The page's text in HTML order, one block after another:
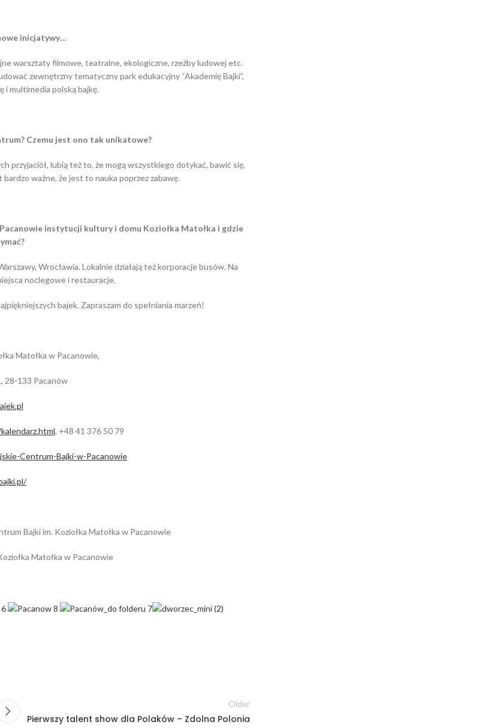
inicjatywy…
warsztaty filmowe, teatralne, ekologiczne, rzeźby ludowej etc.
zewnętrzny tematyczny park edukacyjny “Akademię Bajki”,
i multimedia polską bajkę.
Czemu jest ono tak unikatowe?
przyjaciół, lubią też to, że mogą wszystkiego dotykać, bawić się,
ważne, że jest to nauka poprzez zabawę.
instytucji kultury i domu Koziołka Matołka i gdzie
Wrocławia. Lokalnie działają też korporacje busów. Na
noclegowe i restauracje.
bajek. Zapraszam do spełniania marzeń!
Matołka w Pacanowie,
28-133 Pacanów
, +48 41 376 50 79
Centrum-Bajki-w-Pacanowie
Bajki im. Koziołka Matołka w Pacanowie
Matołka w Pacanowie
Older
Pierwszy talent show dla Polaków – Zdolna Polonia